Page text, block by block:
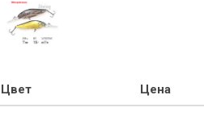
Цвет Цена